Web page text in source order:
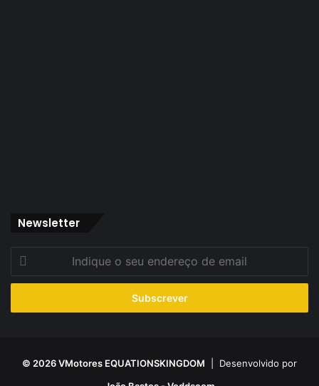
Newsletter
seu
de
© 2026 VMotores EQUATIONSKINGDOM | Desenvolvido por